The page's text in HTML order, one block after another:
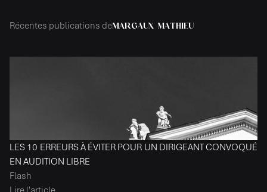
Récentes publications deMARGAUX MATHIEU
LES 10 ERREURS À ÉVITER POUR UN DIRIGEANT CONVOQUÉ
EN AUDITION LIBRE
Flash